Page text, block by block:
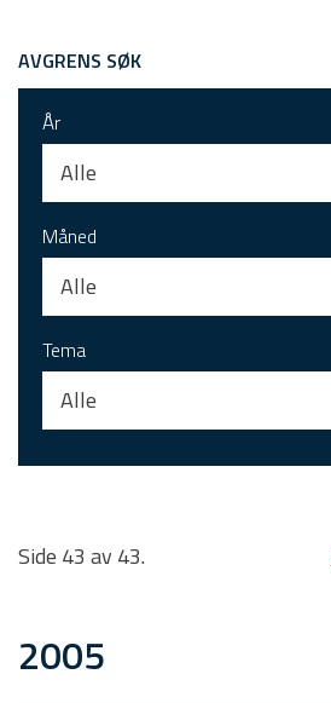
AVGRENS SØK
År
Alle
Måned
Alle
Tema
Alle
Side 43 av 43.
2005